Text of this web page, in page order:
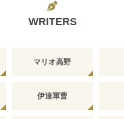
WRITERS
マリオ高野
伊達軍曹